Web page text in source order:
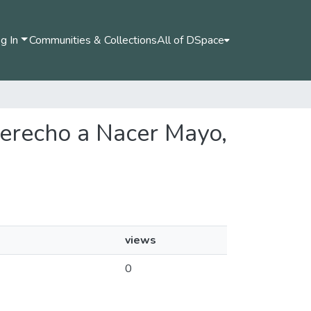
In Communities & CollectionsAll of DSpace
a Nacer Mayo,
views
0